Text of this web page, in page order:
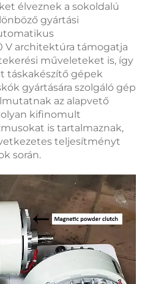
élveznek a sokoldalú
gyártási
V architektúra támogatja
műveleteket is, így
táskakészítő gépek
gyártására szolgáló gép
az alapvető
olyan kifinomult
is tartalmaznak,
teljesítményt
során.